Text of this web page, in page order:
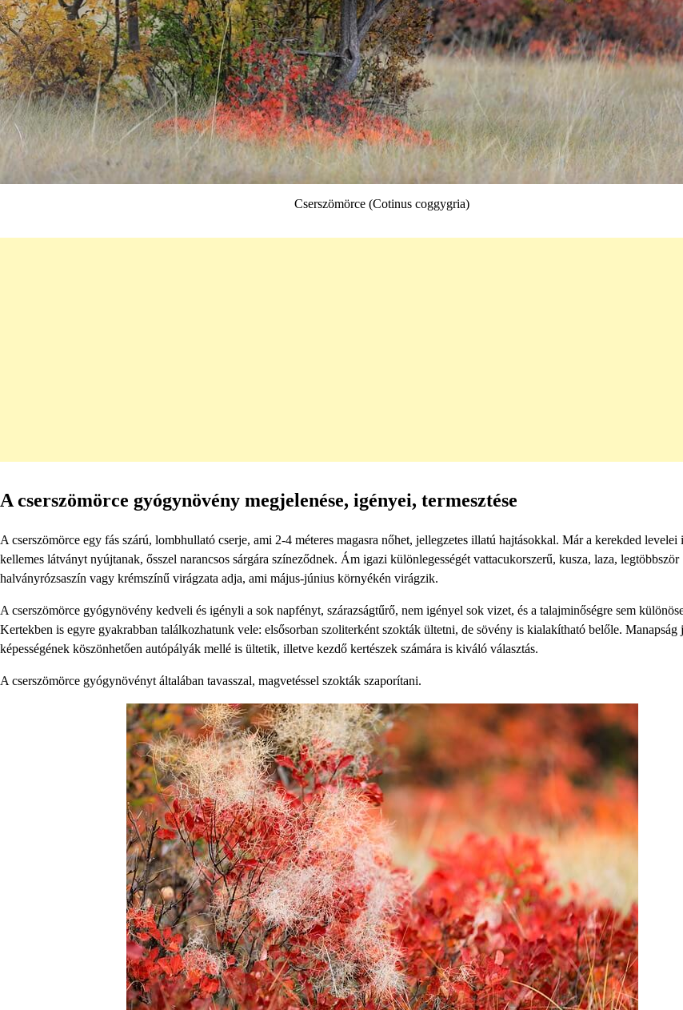
Cserszömörce (Cotinus coggygria)
A cserszömörce gyógynövény megjelenése, igényei, termesztése
A cserszömörce egy fás szárú, lombhullató cserje, ami 2-4 méteres magasra nőhet, jellegzetes illatú hajtásokkal. Már a kerekded levelei
kellemes látványt nyújtanak, ősszel narancsos sárgára színeződnek. Ám igazi különlegességét vattacukorszerű, kusza, laza, legtöbbször
halványrózsaszín vagy krémszínű virágzata adja, ami május-június környékén virágzik.
A cserszömörce gyógynövény kedveli és igényli a sok napfényt, szárazságtűrő, nem igényel sok vizet, és a talajminőségre sem
Kertekben is egyre gyakrabban találkozhatunk vele: elsősorban szoliterként szokták ültetni, de sövény is kialakítható belőle. Manapság
képességének köszönhetően autópályák mellé is ültetik, illetve kezdő kertészek számára is kiváló választás.
A cserszömörce gyógynövényt általában tavasszal, magvetéssel szokták szaporítani.